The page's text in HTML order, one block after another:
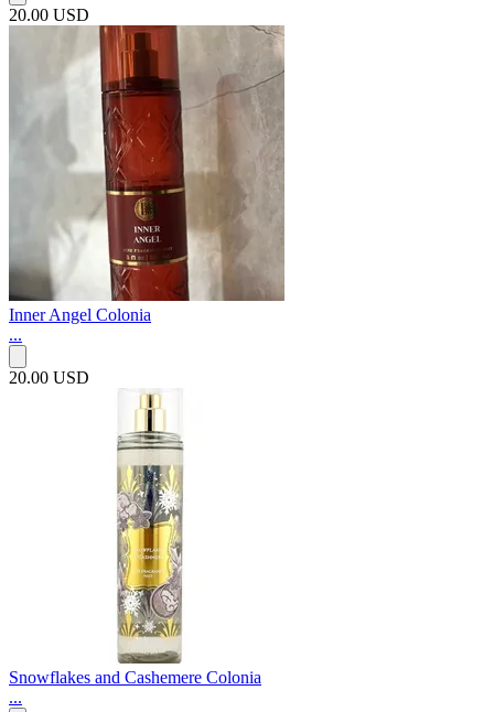
20.00 USD
Inner Angel Colonia
...
20.00 USD
Snowflakes and Cashemere Colonia
...